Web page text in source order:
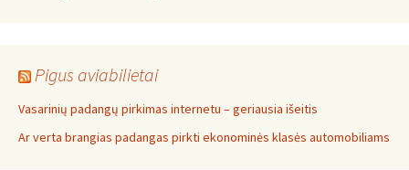
Pigus aviabilietai
Vasarinių padangų pirkimas internetu – geriausia išeitis
Ar verta brangias padangas pirkti ekonominės klasės automobiliams